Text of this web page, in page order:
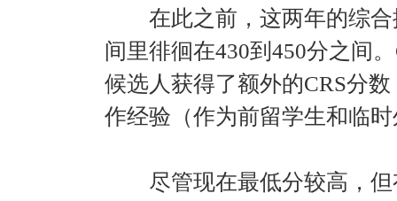
在此之前，这两年的综合
间里徘徊在430到450分之间
候选人获得了额外的CRS分
作经验（作为前留学生和临
尽管现在最低分较高，但